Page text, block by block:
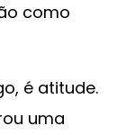
como
é atitude.
uma